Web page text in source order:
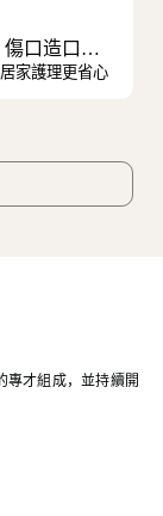
居家護理都可用政府資助？護士上門、傷口造口護理與費用安排一次看清
心 ACP是溝
專才組成，並持續開